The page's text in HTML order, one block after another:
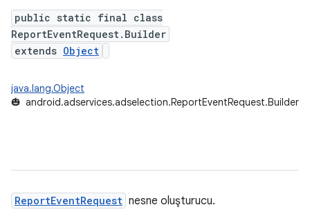
public static final class
ReportEventRequest.Builder
extends Object
java.lang.Object
🎃 android.adservices.adselection.ReportEventRequest.Builder
ReportEventRequest nesne oluşturucu.